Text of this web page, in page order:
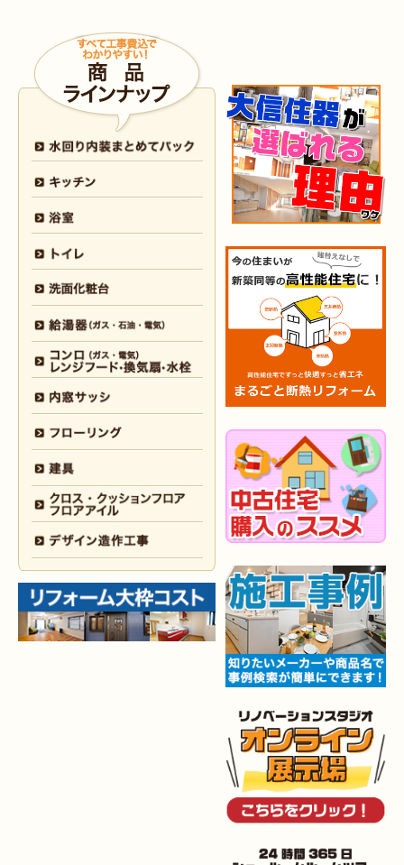
2026年4月6日
リフォーム
2026年4月6日
リフォーム
2026年3月25日
内装リフォーム （小倉北区 I様邸）
2026年3月12日
リフォーム （小倉北区 S様邸）
2026年3月12日
浴室 リフォーム
（八幡東区 N様邸）
2026年3月5日
（八幡西区 T様邸）
リフォーム （戸畑区 T様邸）
2026年3月2日
浴室リフォーム
2026年2月23日
リフォーム （小倉南区 Y様邸）
2026年2月6日
リフォーム （小倉南区 K様邸）
2026年2月5日
浴室リフォーム
（小倉南区 F様邸）
2026年1月31日
浴室 リフォーム （戸畑区 H様邸）
2026年1月31日
（小倉南区 O様邸）
2026年1月29日
内装リフォーム
（門司区 N様邸）
2026年1月26日
リフォーム （八幡西区 M様邸）
2025年12月30日
リフォーム （門司区 S様邸）
リフォーム
（小倉南区 M様邸）
2025年12月18日
全面リフォーム
（小倉南区 Y様邸）
（小倉北区 T様邸）
（小倉南区 M様邸）
2025年12月10日
水回りリフォーム
（小倉北区 Y様邸）
2025年12月9日
水回り･内装リフォーム
（八幡西区 K様邸）
リフォーム
（小倉南区 G様邸）
リフォーム （小倉北区 M様邸）
リフォーム
（小倉南区 N様邸）
リフォーム （小倉南区 I様邸）
リフォーム
（門司区 S様邸）